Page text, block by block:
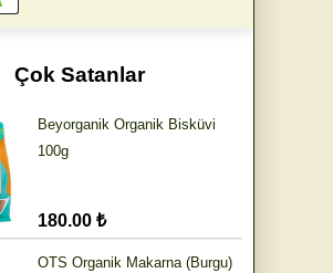
Çok Satanlar
Beyorganik Organik Bisküvi
100g
180.00 ₺
OTS Organik Makarna (Burgu)